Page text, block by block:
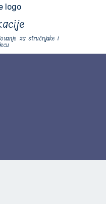
za stručnjake i